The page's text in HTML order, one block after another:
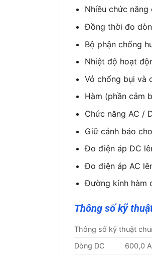
Nhiều chức
Đồng thời đo
Bộ phận chống
Nhiệt độ hoạt
Vỏ chống bụi và
Hàm (phần cảm
Chức năng AC /
Giữ cảnh báo
Đo điện áp DC
Đo điện áp AC
Đường kính hàm
Thông số kỹ
Thông số kỹ thuật
Dòng DC
600,0